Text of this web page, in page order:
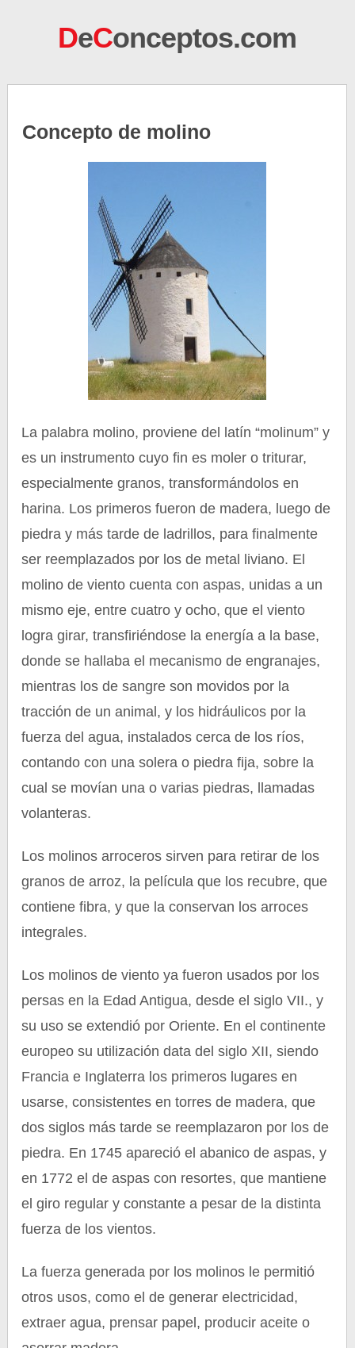
DeConceptos.com
Concepto de molino
La palabra molino, proviene del latín “molinum” y
es un instrumento cuyo fin es moler o triturar,
especialmente granos, transformándolos en
harina. Los primeros fueron de madera, luego de
piedra y más tarde de ladrillos, para finalmente
ser reemplazados por los de metal liviano. El
molino de viento cuenta con aspas, unidas a un
mismo eje, entre cuatro y ocho, que el viento
logra girar, transfiriéndose la energía a la base,
donde se hallaba el mecanismo de engranajes,
mientras los de sangre son movidos por la
tracción de un animal, y los hidráulicos por la
fuerza del agua, instalados cerca de los ríos,
contando con una solera o piedra fija, sobre la
cual se movían una o varias piedras, llamadas
volanteras.
Los molinos arroceros sirven para retirar de los
granos de arroz, la película que los recubre, que
contiene fibra, y que la conservan los arroces
integrales.
Los molinos de viento ya fueron usados por los
persas en la Edad Antigua, desde el siglo VII., y
su uso se extendió por Oriente. En el continente
europeo su utilización data del siglo XII, siendo
Francia e Inglaterra los primeros lugares en
usarse, consistentes en torres de madera, que
dos siglos más tarde se reemplazaron por los de
piedra. En 1745 apareció el abanico de aspas, y
en 1772 el de aspas con resortes, que mantiene
el giro regular y constante a pesar de la distinta
fuerza de los vientos.
La fuerza generada por los molinos le permitió
otros usos, como el de generar electricidad,
extraer agua, prensar papel, producir aceite o